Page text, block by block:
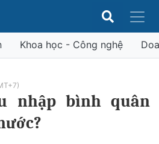
Khoa học - Công nghệ
nhập bình quân